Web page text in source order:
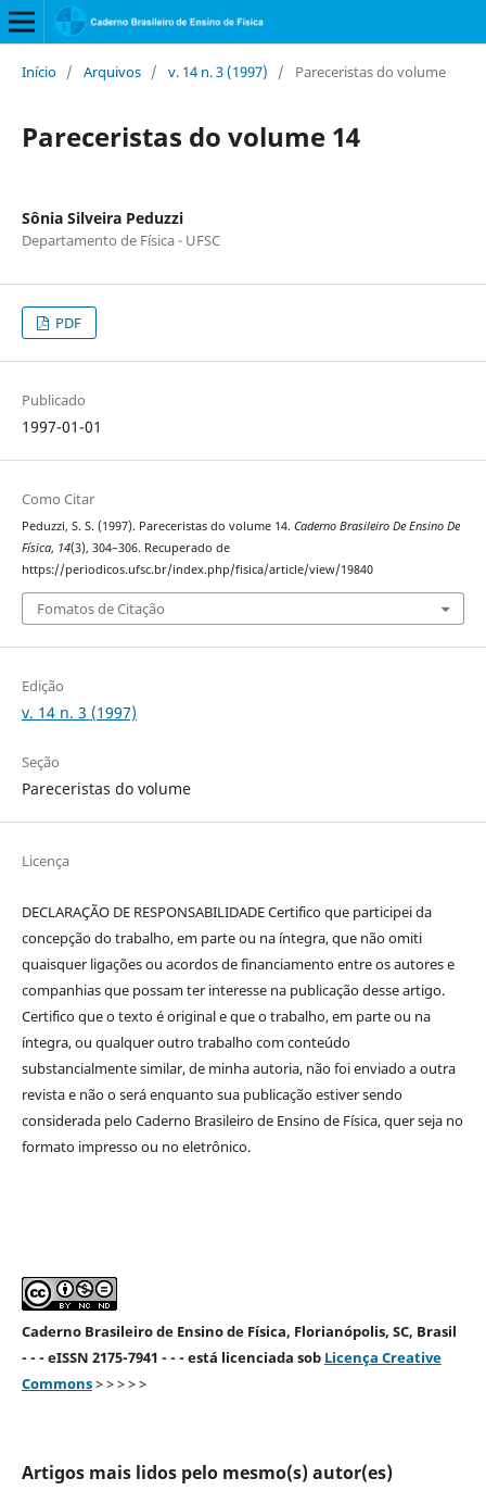
Início / Arquivos / v. 14 n. 3 (1997) / Pareceristas do volume
Pareceristas do volume 14
Sônia Silveira Peduzzi
Departamento de Física - UFSC
PDF
Publicado
1997-01-01
Como Citar
Peduzzi, S. S. (1997). Pareceristas do volume 14. Caderno Brasileiro De Ensino De
Física, 14(3), 304–306. Recuperado de
https://periodicos.ufsc.br/index.php/fisica/article/view/19840
Fomatos de Citação
Edição
v. 14 n. 3 (1997)
Seção
Pareceristas do volume
Licença
DECLARAÇÃO DE RESPONSABILIDADE Certifico que participei da
concepção do trabalho, em parte ou na íntegra, que não omiti
quaisquer ligações ou acordos de financiamento entre os autores e
companhias que possam ter interesse na publicação desse artigo.
Certifico que o texto é original e que o trabalho, em parte ou na
íntegra, ou qualquer outro trabalho com conteúdo
substancialmente similar, de minha autoria, não foi enviado a outra
revista e não o será enquanto sua publicação estiver sendo
considerada pelo Caderno Brasileiro de Ensino de Física, quer seja no
formato impresso ou no eletrônico.
Caderno Brasileiro de Ensino de Física, Florianópolis, SC, Brasil
- - - eISSN 2175-7941 - - - está licenciada sob Licença Creative
Commons> > > > >
Artigos mais lidos pelo mesmo(s) autor(es)